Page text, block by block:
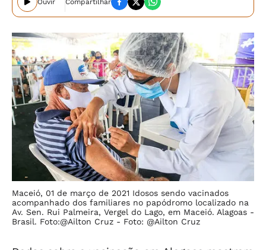
Ouvir Compartilhar
Maceió, 01 de março de 2021 Idosos sendo vacinados
acompanhado dos familiares no papódromo localizado na
Av. Sen. Rui Palmeira, Vergel do Lago, em Maceió. Alagoas -
Brasil. Foto:@Ailton Cruz - Foto: @Ailton Cruz